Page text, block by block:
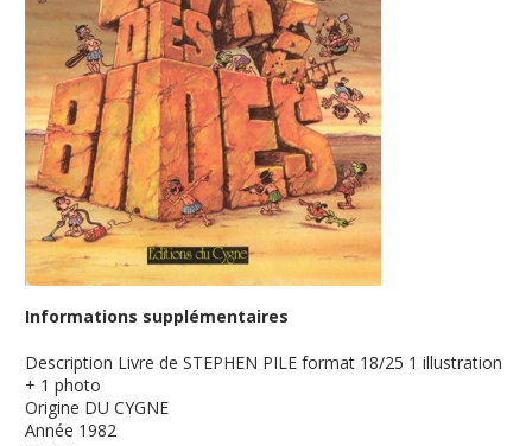
Informations supplémentaires
Description Livre de STEPHEN PILE format 18/25 1 illustration
+ 1 photo
Origine DU CYGNE
Année 1982